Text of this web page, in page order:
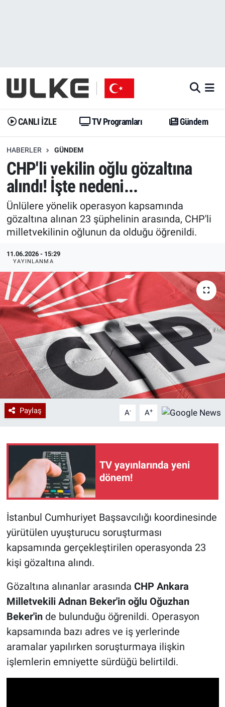
CANLI İZLE TV Programları Gündem
HABERLER GÜNDEM
CHP'li vekilin oğlu gözaltına
alındı! İşte nedeni...
Ünlülere yönelik operasyon kapsamında
gözaltına alınan 23 şüphelinin arasında, CHP'li
milletvekilinin oğlunun da olduğu öğrenildi.
11.06.2026 - 15:29
YAYINLANMA
Paylaş A- A+
TV yayınlarında yeni
dönem!
İstanbul Cumhuriyet Başsavcılığı koordinesinde
yürütülen uyuşturucu soruşturması
kapsamında gerçekleştirilen operasyonda 23
kişi gözaltına alındı.
Gözaltına alınanlar arasında CHP Ankara
Milletvekili Adnan Beker'in oğlu Oğuzhan
Beker'inde bulunduğu öğrenildi. Operasyon
kapsamında bazı adres ve iş yerlerinde
aramalar yapılırken soruşturmaya ilişkin
işlemlerin emniyette sürdüğü belirtildi.
Gündem
Dünya
Erişim Bilgileri
Ekonomi
Trend
Yazarlar
Gündem
Trend
Erişim Bilgileri
Spor
Ekonomi
Medya
Özel Haberler
Kadın
Erişim Bilgileri
Sağlık
Teknoloji
İstanbul Namaz Vakitleri
Trafik Durumu
Erişim Bilgileri
Tüm Manşetler
Son Dakika Haberleri